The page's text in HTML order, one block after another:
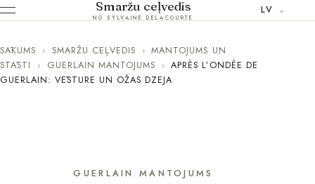
Smaržu ceļvedis
NO SYLVAINE DELACOURTE
LV
SĀKUMS › SMARŽU CEĻVEDIS › MANTOJUMS UN
STĀSTI
› GUERLAIN MANTOJUMS › APRÈS L’ONDÉE DE
GUERLAIN: VĒSTURE UN OŽAS DZEJA
GUERLAIN MANTOJUMS